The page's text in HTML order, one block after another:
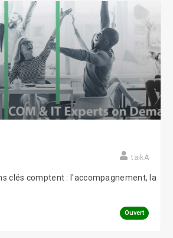
taikA
clés comptent : l'accompagnement, la
Ouvert